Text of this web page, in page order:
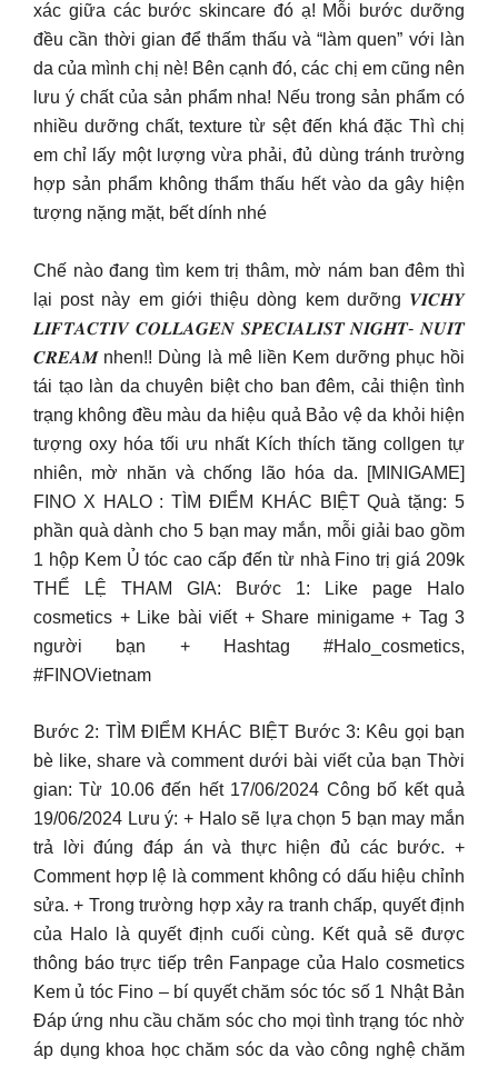
xác giữa các bước skincare đó ạ! Mỗi bước dưỡng
đều cần thời gian để thấm thấu và “làm quen” với làn
da của mình chị nè! Bên cạnh đó, các chị em cũng nên
lưu ý chất của sản phẩm nha! Nếu trong sản phẩm có
nhiều dưỡng chất, texture từ sệt đến khá đặc Thì chị
em chỉ lấy một lượng vừa phải, đủ dùng tránh trường
hợp sản phẩm không thẩm thấu hết vào da gây hiện
tượng nặng mặt, bết dính nhé
Chế nào đang tìm kem trị thâm, mờ nám ban đêm thì
lại post này em giới thiệu dòng kem dưỡng 𝑽𝑰𝑪𝑯𝒀
𝑳𝑰𝑭𝑻𝑨𝑪𝑻𝑰𝑽 𝑪𝑶𝑳𝑳𝑨𝑮𝑬𝑵 𝑺𝑷𝑬𝑪𝑰𝑨𝑳𝑰𝑺𝑻 𝑵𝑰𝑮𝑯𝑻- 𝑵𝑼𝑰𝑻
𝑪𝑹𝑬𝑨𝑴 nhen!! Dùng là mê liền Kem dưỡng phục hồi
tái tạo làn da chuyên biệt cho ban đêm, cải thiện tình
trạng không đều màu da hiệu quả Bảo vệ da khỏi hiện
tượng oxy hóa tối ưu nhất Kích thích tăng collgen tự
nhiên, mờ nhăn và chống lão hóa da. [MINIGAME]
FINO X HALO : TÌM ĐIỂM KHÁC BIỆT Quà tặng: 5
phần quà dành cho 5 bạn may mắn, mỗi giải bao gồm
1 hộp Kem Ủ tóc cao cấp đến từ nhà Fino trị giá 209k
THỂ LỆ THAM GIA: Bước 1: Like page Halo
cosmetics + Like bài viết + Share minigame + Tag 3
người bạn + Hashtag #Halo_cosmetics,
#FINOVietnam
Bước 2: TÌM ĐIỂM KHÁC BIỆT Bước 3: Kêu gọi bạn
bè like, share và comment dưới bài viết của bạn Thời
gian: Từ 10.06 đến hết 17/06/2024 Công bố kết quả
19/06/2024 Lưu ý: + Halo sẽ lựa chọn 5 bạn may mắn
trả lời đúng đáp án và thực hiện đủ các bước. +
Comment hợp lệ là comment không có dấu hiệu chỉnh
sửa. + Trong trường hợp xảy ra tranh chấp, quyết định
của Halo là quyết định cuối cùng. Kết quả sẽ được
thông báo trực tiếp trên Fanpage của Halo cosmetics
Kem ủ tóc Fino – bí quyết chăm sóc tóc số 1 Nhật Bản
Đáp ứng nhu cầu chăm sóc cho mọi tình trạng tóc nhờ
áp dụng khoa học chăm sóc da vào công nghệ chăm